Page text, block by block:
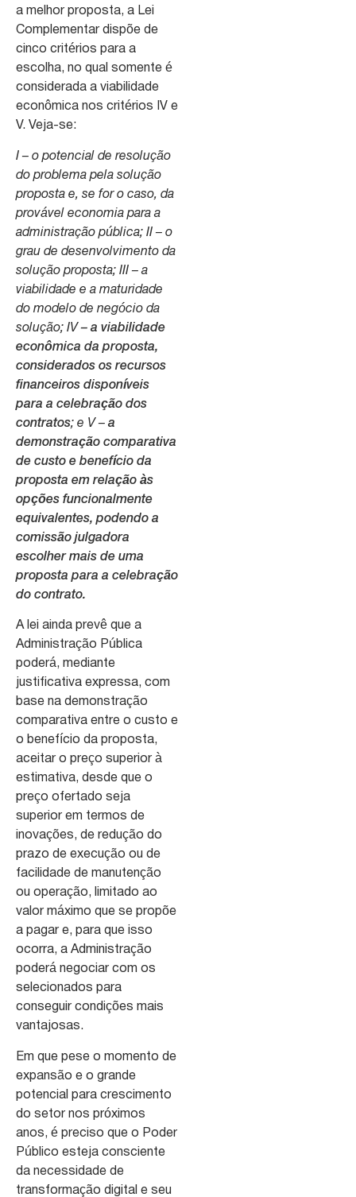
a melhor proposta, a Lei
Complementar dispõe de
cinco critérios para a
escolha, no qual somente é
considerada a viabilidade
econômica nos critérios IV e
V. Veja-se:
I – o potencial de resolução
do problema pela solução
proposta e, se for o caso, da
provável economia para a
administração pública; II – o
grau de desenvolvimento da
solução proposta; III – a
viabilidade e a maturidade
do modelo de negócio da
solução; IV– a viabilidade
econômica da proposta,
considerados os recursos
financeiros disponíveis
para a celebração dos
contratos; e V – a
demonstração comparativa
de custo e benefício da
proposta em relação às
opções funcionalmente
equivalentes, podendo a
comissão julgadora
escolher mais de uma
proposta para a celebração
do contrato.
A lei ainda prevê que a
Administração Pública
poderá, mediante
justificativa expressa, com
base na demonstração
comparativa entre o custo e
o benefício da proposta,
aceitar o preço superior à
estimativa, desde que o
preço ofertado seja
superior em termos de
inovações, de redução do
prazo de execução ou de
facilidade de manutenção
ou operação, limitado ao
valor máximo que se propõe
a pagar e, para que isso
ocorra, a Administração
poderá negociar com os
selecionados para
conseguir condições mais
vantajosas.
Em que pese o momento de
expansão e o grande
potencial para crescimento
do setor nos próximos
anos, é preciso que o Poder
Público esteja consciente
da necessidade de
transformação digital e seu